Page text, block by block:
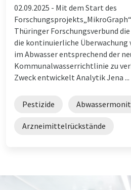
02.09.2025 - Mit dem Start des
Thüringer Forschungsverbund
die kontinuierliche Überwachung
im Abwasser entsprechend der
Kommunalwasserrichtlinie zu
Zweck entwickelt Analytik Jena ...
Pestizide
Arzneimittelrückstände